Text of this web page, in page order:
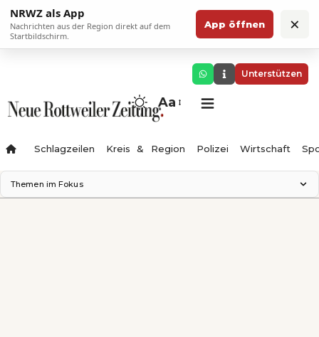
NRWZ als App
Nachrichten aus der Region direkt auf dem
Startbildschirm.
App öffnen ×
Unterstützen
Aa
Schlagzeilen Kreis & Region Polizei Wirtschaft
Themen im Fokus